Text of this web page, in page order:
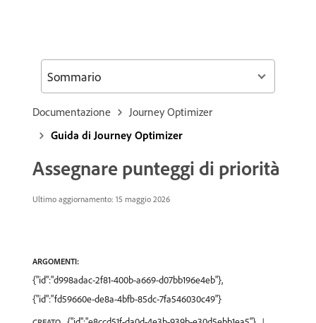
Documentazione
Journey Optimizer
Guida di Journey Optimizer
Assegnare punteggi di priorità
Ultimo aggiornamento: 15 maggio 2026
ARGOMENTI:
{"id":"d998adac-2f81-400b-a669-d07bb196e4eb"},
{"id":"fd59660e-de8a-4bfb-85dc-7fa546030c49"}
Sommario